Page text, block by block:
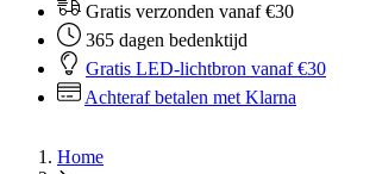
Gratis verzonden vanaf €30
365 dagen bedenktijd
Gratis LED-lichtbron vanaf €30
Achteraf betalen met Klarna
Home